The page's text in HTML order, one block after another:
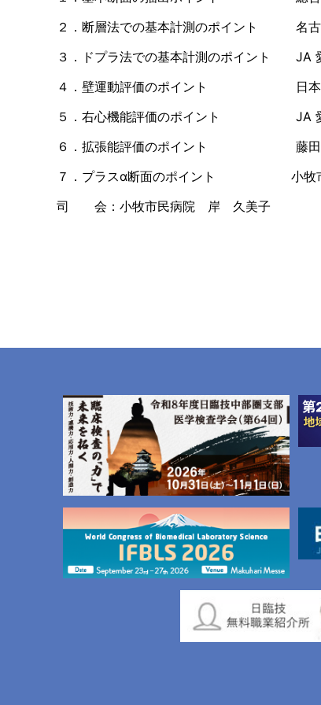
２．断層法での基本計測のポイント 名古
３．ドプラ法での基本計測のポイント JA
４．壁運動評価のポイント 日本赤十
５．右心機能評価のポイント JA
６．拡張能評価のポイント 藤田医
７．プラスα断面のポイント 小牧
司 会：小牧市民病院 岸 久美子